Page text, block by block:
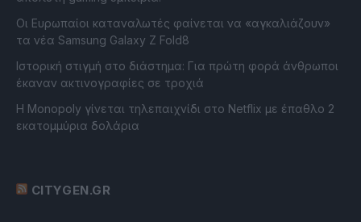
Οι Ευρωπαίοι καταναλωτές φαίνεται να «αγκαλιάζουν»
τα νέα Samsung Galaxy Z Fold8
Ιστορική στιγμή στο διάστημα: Για πρώτη φορά άνθρωποι
έκαναν ακτινογραφίες σε τροχιά
Η Monopoly γίνεται τηλεπαιχνίδι στο Netflix με έπαθλο 2
εκατομμύρια δολάρια
CITYGEN.GR